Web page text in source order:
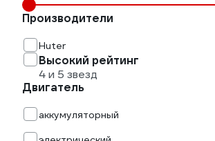
Производители
Huter
Высокий рейтинг
4 и 5 звезд
Двигатель
аккумуляторный